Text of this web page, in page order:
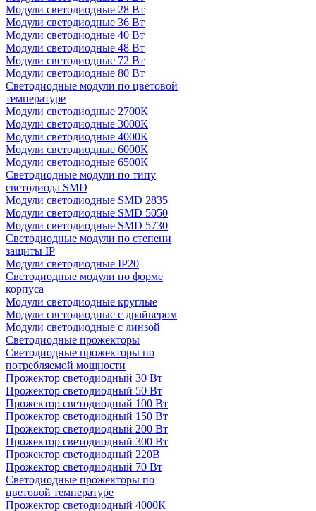
Модули светодиодные 28 Вт
Модули светодиодные 36 Вт
Модули светодиодные 40 Вт
Модули светодиодные 48 Вт
Модули светодиодные 72 Вт
Модули светодиодные 80 Вт
Светодиодные модули по цветовой
температуре
Модули светодиодные 2700К
Модули светодиодные 3000К
Модули светодиодные 4000К
Модули светодиодные 6000К
Модули светодиодные 6500К
Светодиодные модули по типу
светодиода SMD
Модули светодиодные SMD 2835
Модули светодиодные SMD 5050
Модули светодиодные SMD 5730
Светодиодные модули по степени
защиты IP
Модули светодиодные IP20
Светодиодные модули по форме
корпуса
Модули светодиодные круглые
Модули светодиодные с драйвером
Модули светодиодные с линзой
Светодиодные прожекторы
Светодиодные прожекторы по
потребляемой мощности
Прожектор светодиодный 30 Вт
Прожектор светодиодный 50 Вт
Прожектор светодиодный 100 Вт
Прожектор светодиодный 150 Вт
Прожектор светодиодный 200 Вт
Прожектор светодиодный 300 Вт
Прожектор светодиодный 220В
Прожектор светодиодный 70 Вт
Светодиодные прожекторы по
цветовой температуре
Прожектор светодиодный 4000К